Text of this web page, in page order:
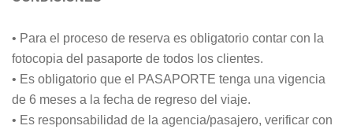
• Para el proceso de reserva es obligatorio contar con la
fotocopia del pasaporte de todos los clientes.
• Es obligatorio que el PASAPORTE tenga una vigencia
de 6 meses a la fecha de regreso del viaje.
• Es responsabilidad de la agencia/pasajero, verificar con